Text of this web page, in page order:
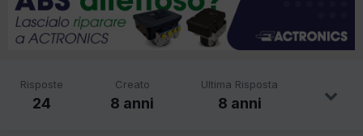
Risposte
24
Creato
8 anni
Ultima Risposta
8 anni